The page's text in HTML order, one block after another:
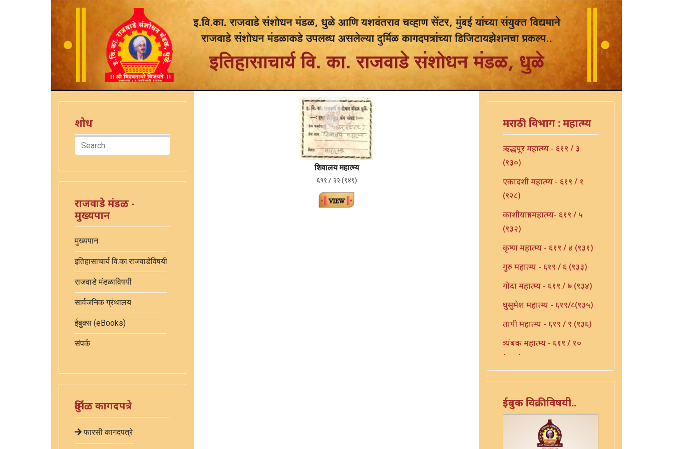
शोध
Search
राजवाडे मंडळ -
मुख्यपान
मुख्यपान
इतिहासाचार्य वि.का.राजवाडेविषयी
राजवाडे मंडळाविषयी
सार्वजनिक ग्रंथालय
ईबुक्स (eBooks)
संपर्क
दुर्मिळ कागदपत्रे
फारसी कागदपत्रे
शिवालय महात्म्य
६१९ / २२ (९४९)
मराठी विभाग : महात्म्य
ऋद्धपूर महात्म्य - ६१९ / ३
(९३०)
एकादशी महात्म्य - ६१९ / १
(९२८)
काशीयात्रा महात्म्य- ६१९ / ५
(९३२)
कृष्ण महात्म्य - ६१९ / ४ (९३१)
गुरु महात्म्य - ६१९ / ६ (९३३)
गोदा महात्म्य - ६१९ / ७ (९३४)
घुसुमेश महात्म्य - ६१९/८(९३५)
तापी महात्म्य - ६१९ / ९ (९३६)
त्र्यंबक महात्म्य - ६१९ / १०
(९३७)
निर्मळ महात्म्य - ६१९ / १२
(९३९)
पांडुरंग महात्म्य - ६१९ / १३
ईबुक विक्रीविषयी..